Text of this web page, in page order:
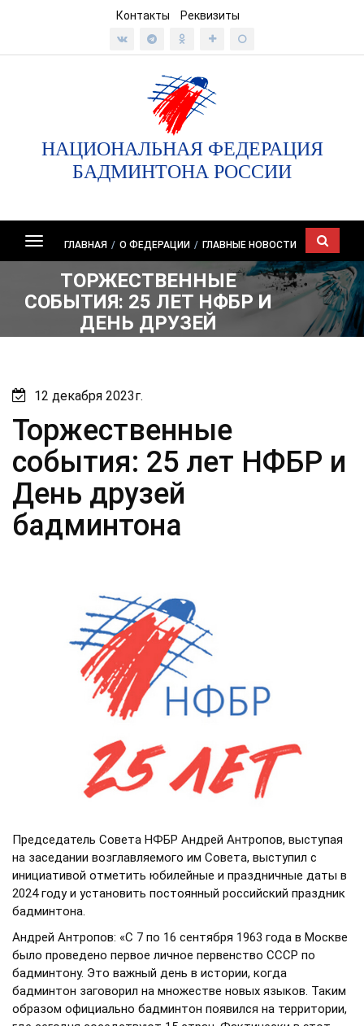
Контакты Реквизиты
НАЦИОНАЛЬНАЯ ФЕДЕРАЦИЯ
БАДМИНТОНА РОССИИ
Показать/
скрыть
навигацию
ГЛАВНАЯ / О ФЕДЕРАЦИИ / ГЛАВНЫЕ НОВОСТИ
ТОРЖЕСТВЕННЫЕ
СОБЫТИЯ: 25 ЛЕТ НФБР И
ДЕНЬ ДРУЗЕЙ
БАДМИНТОНА
12 декабря 2023г.
Торжественные
события: 25 лет НФБР и
День друзей
бадминтона
Председатель Совета НФБР Андрей Антропов, выступая
на заседании возглавляемого им Совета, выступил с
инициативой отметить юбилейные и праздничные даты в
2024 году и установить постоянный российский праздник
бадминтона.
Андрей Антропов: «С 7 по 16 сентября 1963 года в Москве
было проведено первое личное первенство СССР по
бадминтону. Это важный день в истории, когда
бадминтон заговорил на множестве новых языков. Таким
образом официально бадминтон появился на территории,